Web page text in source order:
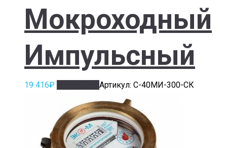
Мокроходный
Импульсный
19 416₽ Артикул: С-40МИ-300-СК